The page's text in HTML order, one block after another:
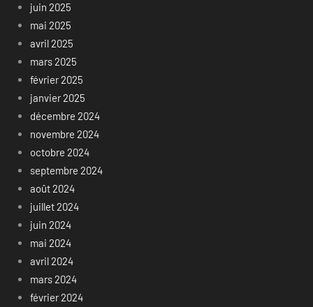
juin 2025
mai 2025
avril 2025
mars 2025
février 2025
janvier 2025
décembre 2024
novembre 2024
octobre 2024
septembre 2024
août 2024
juillet 2024
juin 2024
mai 2024
avril 2024
mars 2024
février 2024